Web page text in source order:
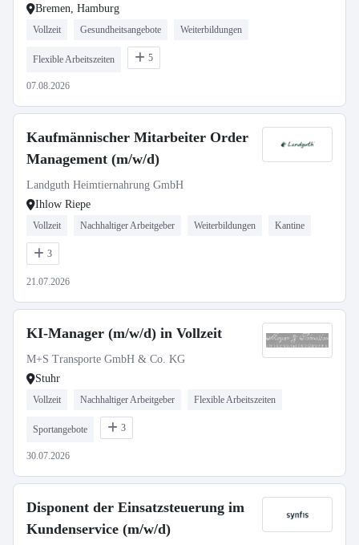
Bremen, Hamburg
Vollzeit Gesundheitsangebote Weiterbildungen
Flexible Arbeitszeiten 5
07.08.2026
Kaufmännischer Mitarbeiter Order
Management (m/w/d)
Landguth Heimtiernahrung GmbH
Ihlow Riepe
Vollzeit Nachhaltiger Arbeitgeber Weiterbildungen Kantine
3
21.07.2026
KI-Manager (m/w/d) in Vollzeit
M+S Transporte GmbH & Co. KG
Stuhr
Vollzeit Nachhaltiger Arbeitgeber Flexible Arbeitszeiten
Sportangebote 3
30.07.2026
Disponent der Einsatzsteuerung im
Kundenservice (m/w/d)